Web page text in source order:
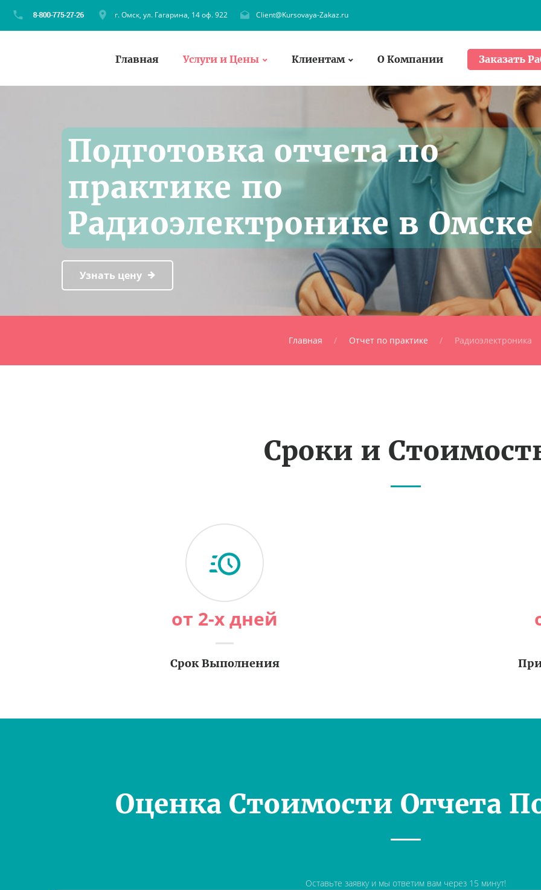
г. Омск, ул. Гагарина, 14 оф. 922 Client@Kursovaya-Zakaz.ru
Главная Услуги и Цены Клиентам О Компании Заказать
Подготовка отчета по
практике по
Радиоэлектронике в Омске
Узнать цену
Главная Отчет по практике Радиоэлектроника
Сроки и
от 2-х дней
Срок Выполнения
Оценка Стоимости Отчета
Оставьте заявку и мы ответим вам через 15 минут!